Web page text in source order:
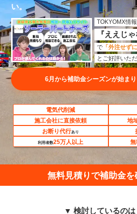
い。
TOKYOMX情
『ええじ
で 「外注せず
とご好評いた
見積もり比較して
電気代削減
施工会社に直接依頼
地
お断り代行あり
利用者数25万人以上
無料見積りで補助金を
▼ 検討しているの